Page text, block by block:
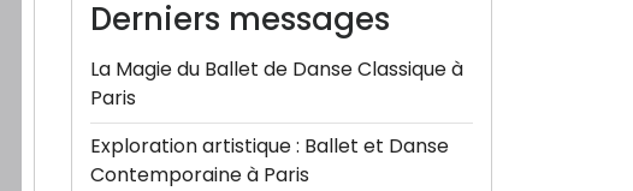
Derniers messages
La Magie du Ballet de Danse Classique à
Paris
Exploration artistique : Ballet et Danse
Contemporaine à Paris